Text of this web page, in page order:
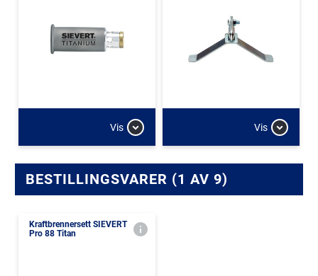
Vis Vis
BESTILLINGSVARER (1 AV 9)
Kraftbrennersett SIEVERT
Pro 88 Titan